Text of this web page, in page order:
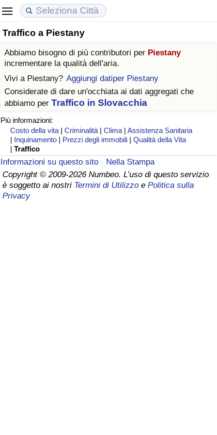
Traffico a Piestany
Abbiamo bisogno di più contributori per Piestany
incrementare la qualità dell'aria.
Vivi a Piestany? Aggiungi datiper Piestany
Considerate di dare un'occhiata ai dati aggregati che
abbiamo per Traffico in Slovacchia
Più informazioni:
Costo della vita |Criminalità |Clima |Assistenza Sanitaria
| Inquinamento | Prezzi degli immobili |Qualità della Vita
|Traffico
Informazioni su questo sito
Nella Stampa
Copyright © 2009-2026 Numbeo. L’uso di questo servizio
è soggetto ai nostri Termini di Utilizzo e Politica sulla
Privacy
Costo della vita
Indice Del Costo Della Vita (corrente)
Indice Del Costo Della Vita
Indice del Costo della Vita per Nazione
ad Aqaba
Prezzi degli immobili
Indice del Prezzo delle Case (Corrente)
Indice del Prezzo delle Case
Indice del Prezzo delle Case per Nazione
Qualità della Vita
Indice della Qualità della Vita
Indice della Qualità della Vita (Corrente)
Indice della qualità della vita per Paese
Criminalità
Indice del Tasso di Criminalità (Corrente)
Indice della Criminalità